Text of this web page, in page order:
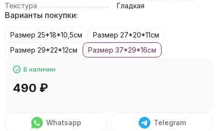
Текстура
Гладкая
Варианты покупки:
Размер 25*18*10,5см
Размер 27*20*11см
Размер 29*22*12см
Размер 37*29*16см
В наличии
490 ₽
Whatsapp Telegram